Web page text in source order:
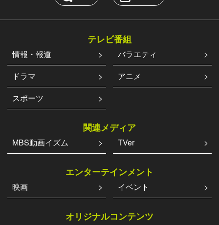
テレビ番組
情報・報道
バラエティ
ドラマ
アニメ
スポーツ
関連メディア
MBS動画イズム TVer
エンターテインメント
映画 イベント
オリジナルコンテンツ